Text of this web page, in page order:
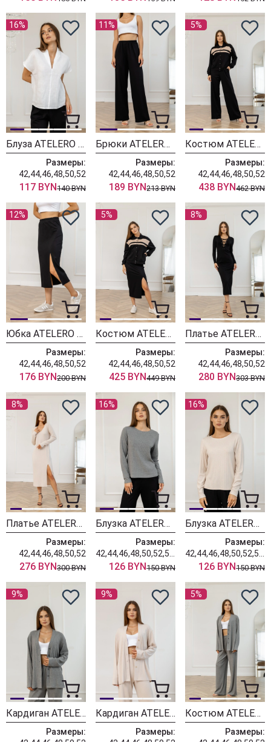
16%
Блуза ATELERO 1121
Размеры:
42,44,46,48,50,52
117 BYN140 BYN
11%
Брюки ATELERO 1119
Размеры:
42,44,46,48,50,52
189 BYN213 BYN
5%
Костюм ATELERO 1118
Размеры:
42,44,46,48,50,52
438 BYN462 BYN
12%
Юбка ATELERO 1117
Размеры:
42,44,46,48,50,52
176 BYN200 BYN
5%
Костюм ATELERO 1116
Размеры:
42,44,46,48,50,52
425 BYN449 BYN
8%
Платье ATELERO 1115
Размеры:
42,44,46,48,50,52
280 BYN303 BYN
8%
Платье ATELERO 1114
Размеры:
42,44,46,48,50,52
276 BYN300 BYN
16%
Блузка ATELERO 1113С
Размеры:
126 BYN150 BYN
16%
Блузка ATELERO 1113
Размеры:
126 BYN150 BYN
9%
Кардиган ATELERO 1112С
Размеры:
9%
Кардиган ATELERO 1112
Размеры:
5%
Костюм ATELERO 1111С
Размеры: